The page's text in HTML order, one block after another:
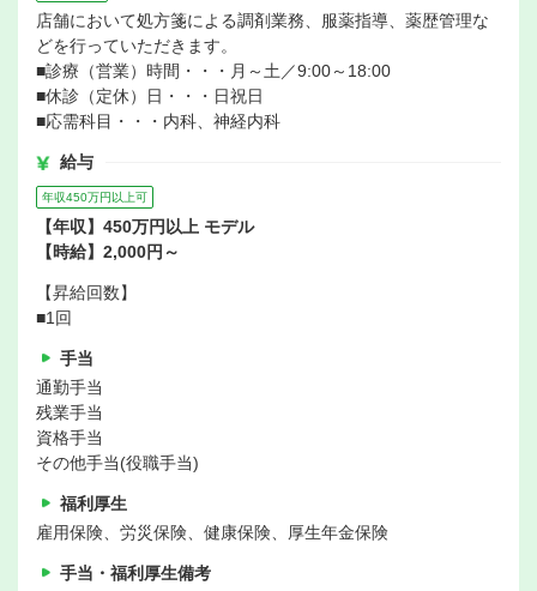
店舗において処方箋による調剤業務、服薬指導、薬歴管理な
どを行っていただきます。
■診療（営業）時間・・・月～土／9:00～18:00
■休診（定休）日・・・日祝日
■応需科目・・・内科、神経内科
給与
年収450万円以上可
【年収】450万円以上 モデル
【時給】2,000円～
【昇給回数】
■1回
手当
通勤手当
残業手当
資格手当
その他手当(役職手当)
福利厚生
雇用保険、労災保険、健康保険、厚生年金保険
手当・福利厚生備考